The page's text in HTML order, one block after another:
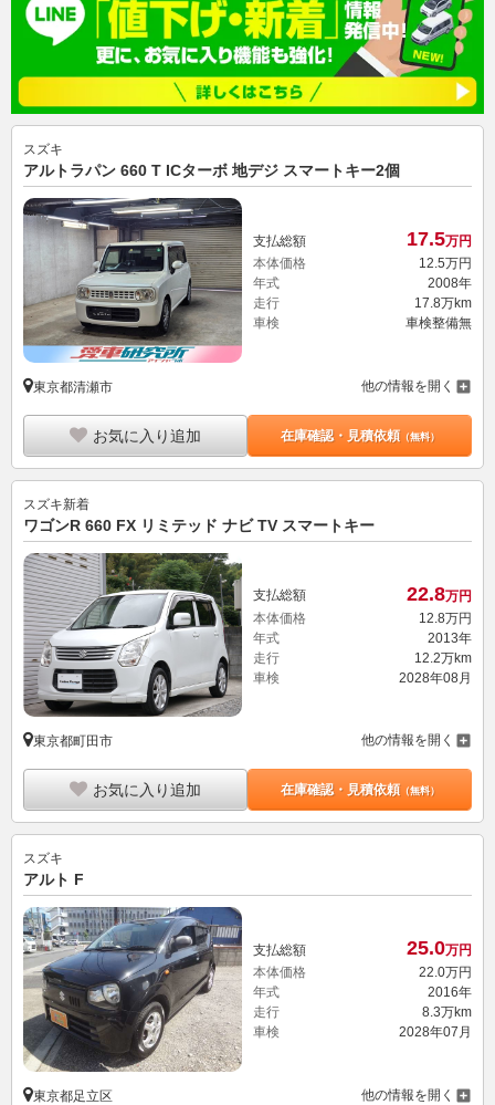
スズキ
アルトラパン 660 T ICターボ 地デジ スマートキー2個
支払総額 17.5万円
本体価格
12.5万円
年式
2008年
走行
17.8万km
車検
車検整備無
東京都清瀬市 他の情報を開く
お気に入り追加 在庫確認・見積依頼（無料）
スズキ新着
ワゴンR 660 FX リミテッド ナビ TV スマートキー
支払総額 22.8万円
本体価格
12. 8万円
年式
2013年
走行
12.2万km
車検
2028年08月
東京都町田市 他の情報を開く
お気に入り追加 在庫確認・見積依頼（無料）
スズキ
アルト F
支払総額 25.0万円
本体価格
22.0万円
年式
2016年
走行
8.3万km
車検
2028年07月
東京都足立区 他の情報を開く